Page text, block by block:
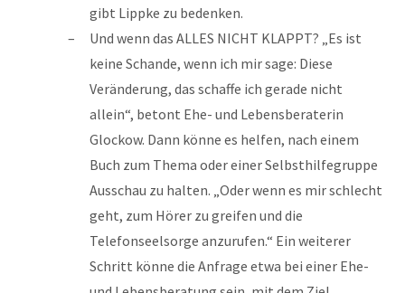
gibt Lippke zu bedenken.
Und wenn das ALLES NICHT KLAPPT? „Es ist
keine Schande, wenn ich mir sage: Diese
Veränderung, das schaffe ich gerade nicht
allein“, betont Ehe- und Lebensberaterin
Glockow. Dann könne es helfen, nach einem
Buch zum Thema oder einer Selbsthilfegruppe
Ausschau zu halten. „Oder wenn es mir schlecht
geht, zum Hörer zu greifen und die
Telefonseelsorge anzurufen.“ Ein weiterer
Schritt könne die Anfrage etwa bei einer Ehe-